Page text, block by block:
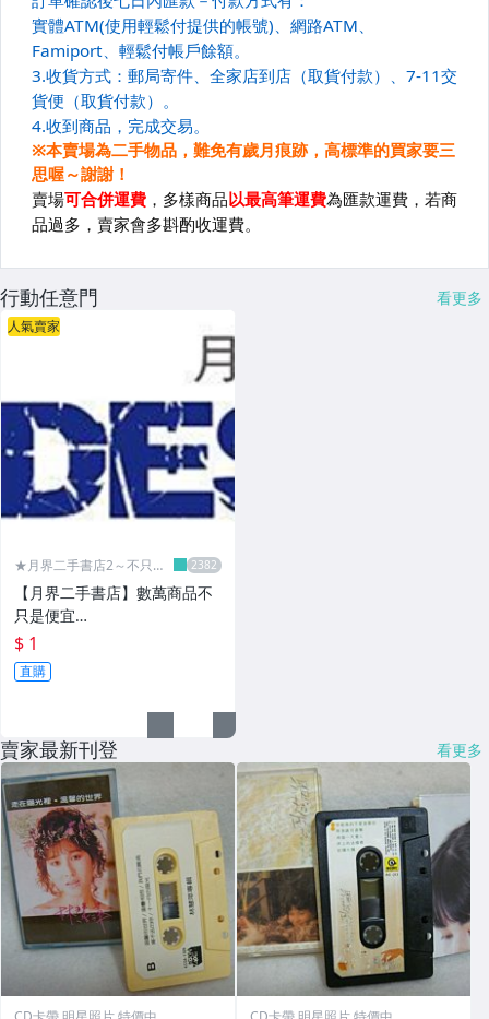
行動任意門 看更多
人氣賣家
★月界二手書店2～不只是
【月界二手書店】數萬商品不
只是便宜…
$ 1
直購
賣家最新刊登 看更多